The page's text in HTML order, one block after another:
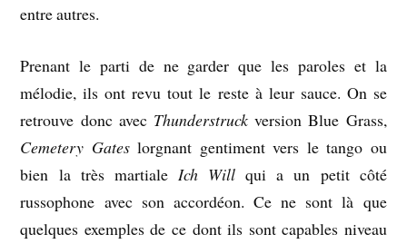
entre autres.
Prenant le parti de ne garder que les paroles et la
mélodie, ils ont revu tout le reste à leur sauce. On se
retrouve donc avec Thunderstruck version Blue Grass,
Cemetery Gateslorgnant gentiment vers le tango ou
bien la très martiale Ich Will qui a un petit côté
russophone avec son accordéon. Ce ne sont là que
quelques exemples de ce dont ils sont capables niveau